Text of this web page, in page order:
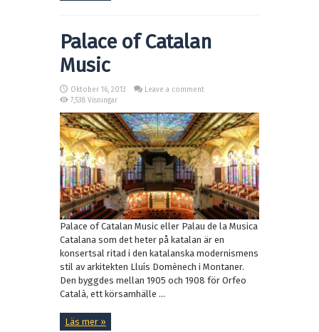
Palace of Catalan
Music
Oktober 16, 2013
Leave a comment
7,538 Visningar
Palace of Catalan Music eller Palau de la Musica
Catalana som det heter på katalan är en
konsertsal ritad i den katalanska modernismens
stil av arkitekten Lluís Domènech i Montaner.
Den byggdes mellan 1905 och 1908 för Orfeo
Català, ett körsamhälle ...
Läs mer »